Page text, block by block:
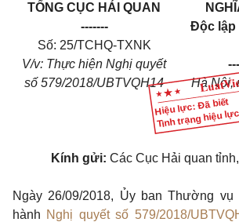
Hiệu lực: Đã biết
Tình trạng hiệu
TỔNG CỤC HẢI QUAN
-------
Số: 25/TCHQ-TXNK
V/v: Thực hiện Nghị quyết
số 579/2018/UBTVQH14
Độc lập
Hà Nội,
Kính gửi: Các Cục Hải quan
Ngày 26/09/2018, Ủy ban Thường
hành Nghị quyết số 579/2018/